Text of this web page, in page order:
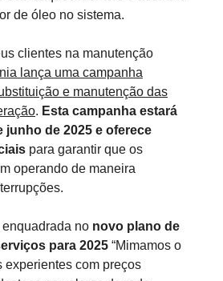
de óleo no sistema.
clientes na manutenção
lança uma campanha
e manutenção das
. Esta campanha estará
junho de 2025 e oferece
para garantir que os
operando de maneira
no novo plano de
para 2025 “Mimamos o
experientes com preços